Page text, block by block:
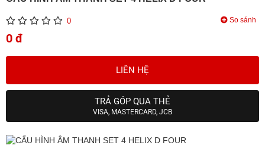
0 So sánh
0 đ
LIÊN HỆ
TRẢ GÓP QUA THẺ
VISA, MASTERCARD, JCB